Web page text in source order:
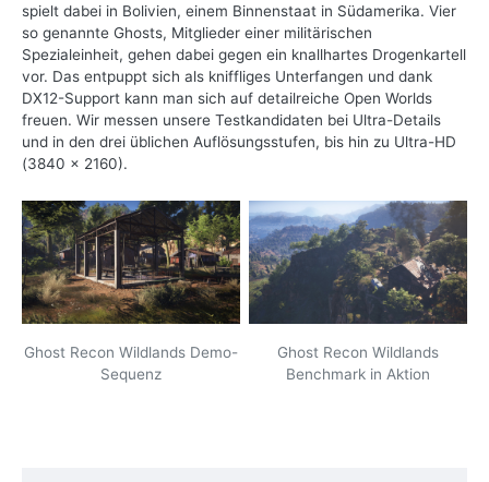
spielt dabei in Bolivien, einem Binnenstaat in Südamerika. Vier
so genannte Ghosts, Mitglieder einer militärischen
Spezialeinheit, gehen dabei gegen ein knallhartes Drogenkartell
vor. Das entpuppt sich als kniffliges Unterfangen und dank
DX12-Support kann man sich auf detailreiche Open Worlds
freuen. Wir messen unsere Testkandidaten bei Ultra-Details
und in den drei üblichen Auflösungsstufen, bis hin zu Ultra-HD
(3840 x 2160).
Ghost Recon Wildlands Demo-
Sequenz
Ghost Recon Wildlands
Benchmark in Aktion